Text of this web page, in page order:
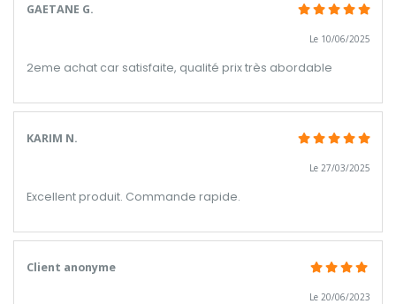
GAETANE G.
Le 10/06/2025
2eme achat car satisfaite, qualité prix très abordable
KARIM N.
Le 27/03/2025
Excellent produit. Commande rapide.
Client anonyme
Le 20/06/2023